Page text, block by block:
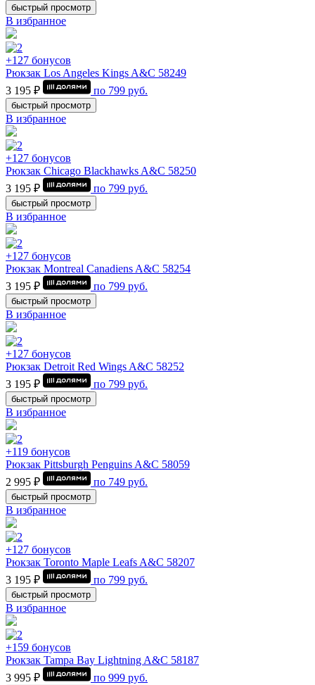
быстрый просмотр
В избранное
+127 бонусов
Рюкзак Los Angeles Kings A&C 58249
3 195 ₽
по 799 руб.
быстрый просмотр
В избранное
+127 бонусов
Рюкзак Chicago Blackhawks A&C 58250
3 195 ₽
по 799 руб.
быстрый просмотр
В избранное
+127 бонусов
Рюкзак Montrеal Canadiens A&C 58254
3 195 ₽
по 799 руб.
быстрый просмотр
В избранное
+127 бонусов
Рюкзак Detroit Red Wings A&C 58252
3 195 ₽
по 799 руб.
быстрый просмотр
В избранное
+119 бонусов
Рюкзак Pittsburgh Penguins A&C 58059
2 995 ₽
по 749 руб.
быстрый просмотр
В избранное
+127 бонусов
Рюкзак Toronto Maple Leafs A&C 58207
3 195 ₽
по 799 руб.
быстрый просмотр
В избранное
+159 бонусов
Рюкзак Tampa Bay Lightning A&C 58187
3 995 ₽
по 999 руб.